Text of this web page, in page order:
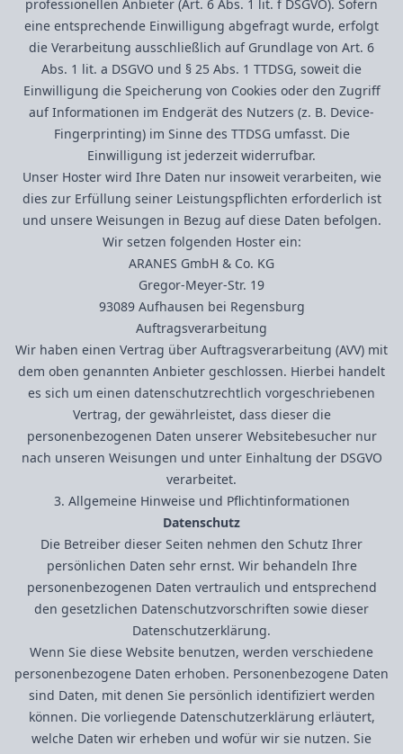
professionellen Anbieter (Art. 6 Abs. 1 lit. f DSGVO). Sofern
eine entsprechende Einwilligung abgefragt wurde, erfolgt
die Verarbeitung ausschließlich auf Grundlage von Art. 6
Abs. 1 lit. a DSGVO und § 25 Abs. 1 TTDSG, soweit die
Einwilligung die Speicherung von Cookies oder den Zugriff
auf Informationen im Endgerät des Nutzers (z. B. Device-
Fingerprinting) im Sinne des TTDSG umfasst. Die
Einwilligung ist jederzeit widerrufbar.
Unser Hoster wird Ihre Daten nur insoweit verarbeiten, wie
dies zur Erfüllung seiner Leistungspflichten erforderlich ist
und unsere Weisungen in Bezug auf diese Daten befolgen.
Wir setzen folgenden Hoster ein:
ARANES GmbH & Co. KG
Gregor-Meyer-Str. 19
93089 Aufhausen bei Regensburg
Auftragsverarbeitung
Wir haben einen Vertrag über Auftragsverarbeitung (AVV) mit
dem oben genannten Anbieter geschlossen. Hierbei handelt
es sich um einen datenschutzrechtlich vorgeschriebenen
Vertrag, der gewährleistet, dass dieser die
personenbezogenen Daten unserer Websitebesucher nur
nach unseren Weisungen und unter Einhaltung der DSGVO
verarbeitet.
3. Allgemeine Hinweise und Pflicht­informationen
Datenschutz
Die Betreiber dieser Seiten nehmen den Schutz Ihrer
persönlichen Daten sehr ernst. Wir behandeln Ihre
personenbezogenen Daten vertraulich und entsprechend
den gesetzlichen Datenschutzvorschriften sowie dieser
Datenschutzerklärung.
Wenn Sie diese Website benutzen, werden verschiedene
personenbezogene Daten erhoben. Personenbezogene Daten
sind Daten, mit denen Sie persönlich identifiziert werden
können. Die vorliegende Datenschutzerklärung erläutert,
welche Daten wir erheben und wofür wir sie nutzen. Sie